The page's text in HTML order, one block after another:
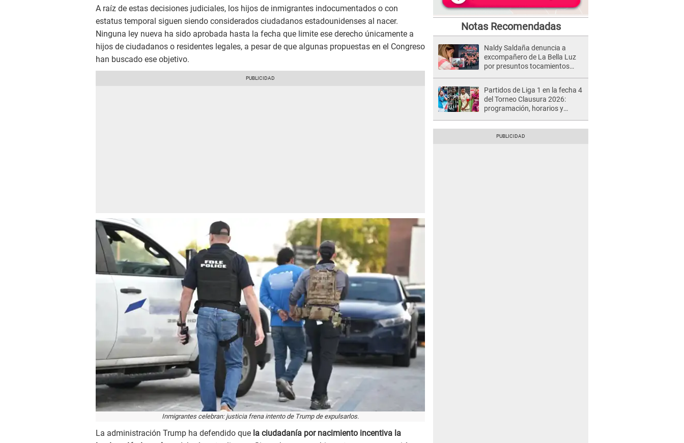
A raíz de estas decisiones judiciales, los hijos de inmigrantes indocumentados o con
estatus temporal siguen siendo considerados ciudadanos estadounidenses al nacer.
Ninguna ley nueva ha sido aprobada hasta la fecha que limite ese derecho únicamente a
hijos de ciudadanos o residentes legales, a pesar de que algunas propuestas en el Congreso
han buscado ese objetivo.
Inmigrantes celebran: justicia frena intento de Trump de expulsarlos.
La administración Trump ha defendido que la ciudadanía por nacimiento incentiva la
Notas Recomendadas
Naldy Saldaña denuncia a
excompañero de La Bella Luz
por presuntos tocamientos
Partidos de Liga 1 en la fecha 4
del Torneo Clausura 2026:
programación, horarios y